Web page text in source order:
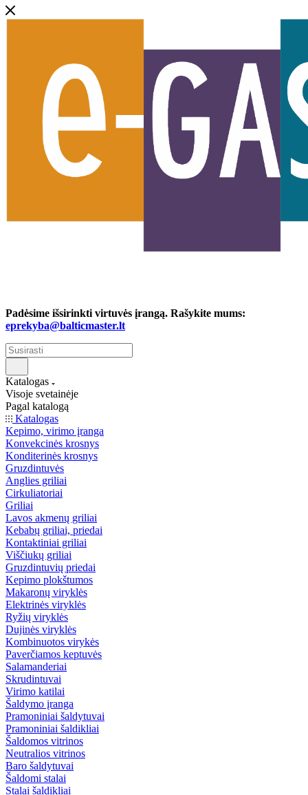
Padėsime išsirinkti virtuvės įrangą. Rašykite mums:
eprekyba@balticmaster.lt
Katalogas
Visoje svetainėje
Pagal katalogą
Katalogas
Kepimo, virimo įranga
Konvekcinės krosnys
Konditerinės krosnys
Gruzdintuvės
Anglies griliai
Cirkuliatoriai
Griliai
Lavos akmenų griliai
Kebabų griliai, priedai
Kontaktiniai griliai
Viščiukų griliai
Gruzdintuvių priedai
Kepimo plokštumos
Makaronų viryklės
Elektrinės viryklės
Ryžių viryklės
Dujinės viryklės
Kombinuotos virykės
Paverčiamos keptuvės
Salamanderiai
Skrudintuvai
Virimo katilai
Šaldymo įranga
Pramoniniai šaldytuvai
Pramoniniai šaldikliai
Šaldomos vitrinos
Neutralios vitrinos
Baro šaldytuvai
Šaldomi stalai
Stalai šaldikliai